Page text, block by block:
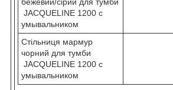
JACQUELINE 1200 с
умывальником
Стільниця мармур
чорний для тумби
JACQUELINE 1200 с
умывальником